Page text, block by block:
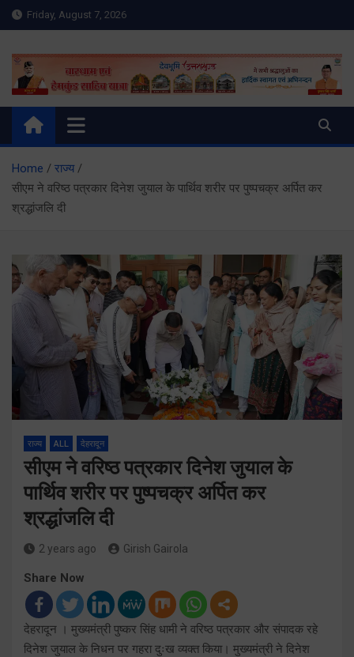
Skip
to
Friday, August 7, 2026
Meru Raibar | Uttarakhand
News | Uttarkashi News
meruraibar.com
Home
राज्य
सीएम ने वरिष्ठ पत्रकार दिनेश जुयाल के पार्थिव शरीर पर पुष्पचक्र अर्पित कर
श्रद्धांजलि दी
राज्य ALL देहरादून
सीएम ने वरिष्ठ पत्रकार दिनेश जुयाल के
पार्थिव शरीर पर पुष्पचक्र अर्पित कर
श्रद्धांजलि दी
2 years ago Girish Gairola
Share Now
देहरादून । मुख्यमंत्री पुष्कर सिंह धामी ने वरिष्ठ पत्रकार और संपादक रहे
दिनेश जुयाल के निधन पर गहरा दुःख व्यक्त किया। मुख्यमंत्री ने दिनेश